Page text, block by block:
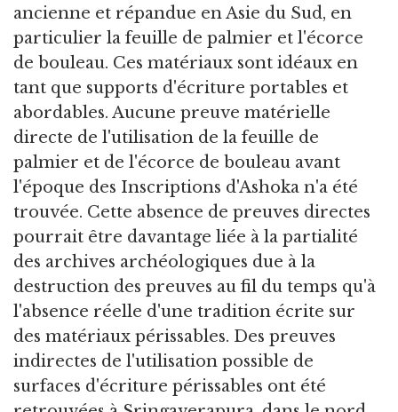
ancienne et répandue en Asie du Sud, en
particulier la feuille de palmier et l'écorce
de bouleau. Ces matériaux sont idéaux en
tant que supports d'écriture portables et
abordables. Aucune preuve matérielle
directe de l'utilisation de la feuille de
palmier et de l'écorce de bouleau avant
l'époque des Inscriptions d'Ashoka n'a été
trouvée. Cette absence de preuves directes
pourrait être davantage liée à la partialité
des archives archéologiques due à la
destruction des preuves au fil du temps qu'à
l'absence réelle d'une tradition écrite sur
des matériaux périssables. Des preuves
indirectes de l'utilisation possible de
surfaces d'écriture périssables ont été